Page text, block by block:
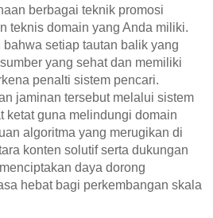
berbagai teknik promosi
teknis domain yang Anda miliki.
setiap tautan balik yang
yang sehat dan memiliki
penalti sistem pencari.
jaminan tersebut melalui sistem
ketat guna melindungi domain
algoritma yang merugikan di
konten solutif serta dukungan
daya dorong
hebat bagi perkembangan skala